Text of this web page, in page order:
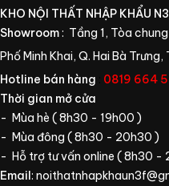
KHO NỘI THẤT NHẬP KHẨU
Showroom: Tầng 1, Tòa
Phố Minh Khai, Q. Hai Bà Trưng,
Hotline bán hàng
0819 664
Thời gian mở cửa
- Mùa hè ( 8h30 - 19h00 )
- Mùa đông ( 8h30 - 20h30 )
- Hỗ trợ tư vấn online ( 8h30 -
Email: